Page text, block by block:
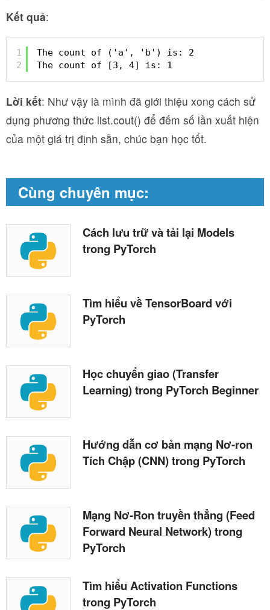
Kết quả:
1
2
The count of ('a', 'b') is: 2
The count of [3, 4] is: 1
Lời kết: Như vậy là mình đã giới thiệu xong cách sử
dụng phương thức list.cout() để đếm số lần xuất hiện
của một giá trị định sẵn, chúc bạn học tốt.
Cùng chuyên mục:
Cách lưu trữ và tải lại Models
trong PyTorch
Tìm hiểu về TensorBoard với
PyTorch
Học chuyển giao (Transfer
Learning) trong PyTorch Beginner
Hướng dẫn cơ bản mạng Nơ-ron
Tích Chập (CNN) trong PyTorch
Mạng Nơ-Ron truyền thẳng (Feed
Forward Neural Network) trong
PyTorch
Tìm hiểu Activation Functions
trong PyTorch